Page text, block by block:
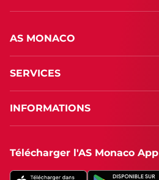
AS MONACO
SERVICES
INFORMATIONS
Télécharger l'AS Monaco App